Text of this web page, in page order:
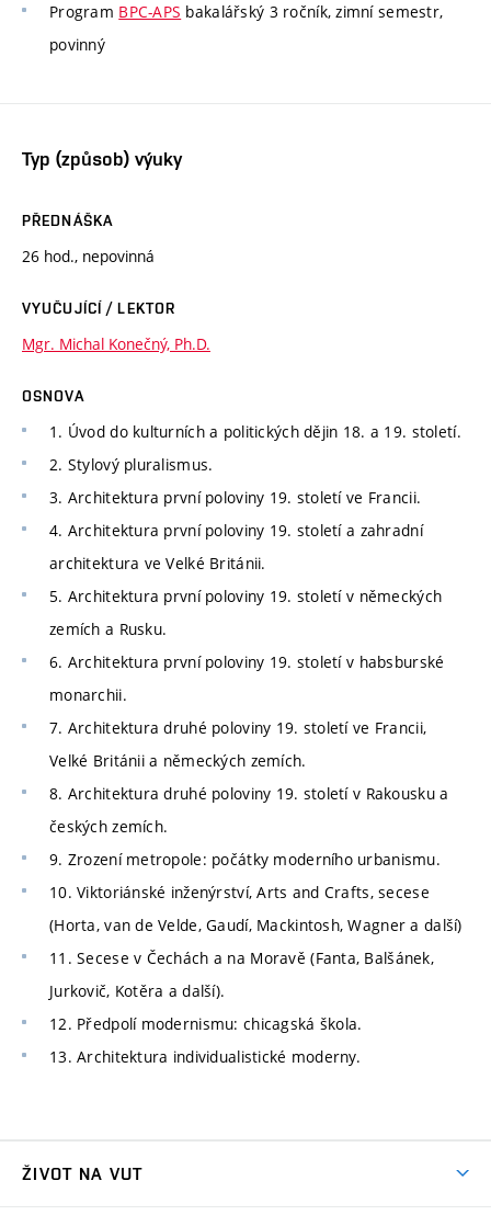
Program BPC-APS bakalářský 3 ročník, zimní semestr,
povinný
Typ (způsob) výuky
PŘEDNÁŠKA
26 hod., nepovinná
VYUČUJÍCÍ / LEKTOR
Mgr. Michal Konečný, Ph.D.
OSNOVA
1. Úvod do kulturních a politických dějin 18. a 19. století.
2. Stylový pluralismus.
3. Architektura první poloviny 19. století ve Francii.
4. Architektura první poloviny 19. století a zahradní
architektura ve Velké Británii.
5. Architektura první poloviny 19. století v německých
zemích a Rusku.
6. Architektura první poloviny 19. století v habsburské
monarchii.
7. Architektura druhé poloviny 19. století ve Francii,
Velké Británii a německých zemích.
8. Architektura druhé poloviny 19. století v Rakousku a
českých zemích.
9. Zrození metropole: počátky moderního urbanismu.
10. Viktoriánské inženýrství, Arts and Crafts, secese
(Horta, van de Velde, Gaudí, Mackintosh, Wagner a další)
11. Secese v Čechách a na Moravě (Fanta, Balšánek,
Jurkovič, Kotěra a další).
12. Předpolí modernismu: chicagská škola.
13. Architektura individualistické moderny.
ŽIVOT NA VUT